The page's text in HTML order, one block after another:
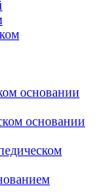
основании
основании